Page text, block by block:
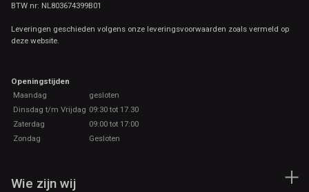
BTW nr: NL803674399B01
Leveringen geschieden volgens onze leveringsvoorwaarden zoals vermeld op
deze website.
Openingstijden
Maandag
gesloten
Dinsdag t/m Vrijdag 09:30 tot 17.30
Zaterdag
09:00 tot 17:00
Zondag
Gesloten
Wie zijn wij